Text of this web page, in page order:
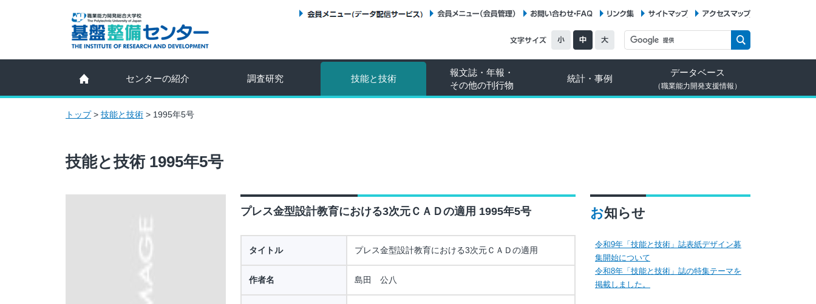
センターの紹介 調査研究 技能と技術
報文誌・年報・
その他の刊行物
統計・事例
データベース
（職業能力開発支援情報）
トップ> 技能と技術 > 1995年5号
技能と技術 1995年5号
プレス金型設計教育における3次元ＣＡＤの適用 1995年5号
タイトル プレス金型設計教育における3次元ＣＡＤの適用
作者名 島田 公八
お知らせ
令和9年「技能と技術」誌表紙デザイン募
集開始について
令和8年「技能と技術」誌の特集テーマを
掲載しました。